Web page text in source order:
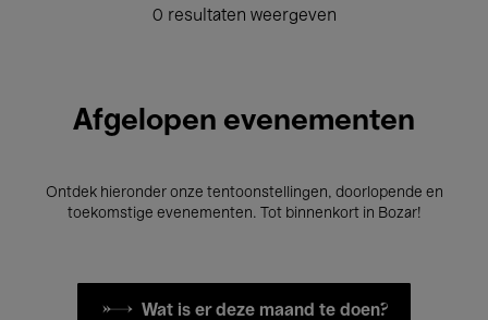
0 resultaten weergeven
Afgelopen evenementen
Ontdek hieronder onze tentoonstellingen, doorlopende en
toekomstige evenementen. Tot binnenkort in Bozar!
Wat is er deze maand te doen?